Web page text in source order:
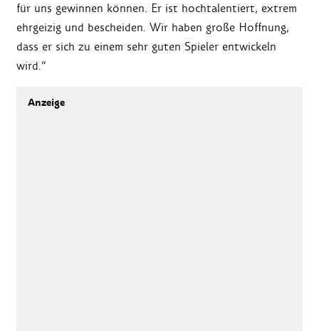
für uns gewinnen können. Er ist hochtalentiert, extrem
ehrgeizig und bescheiden. Wir haben große Hoffnung,
dass er sich zu einem sehr guten Spieler entwickeln
wird.“